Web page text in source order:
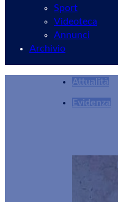
Sport
Videoteca
Annunci
Archivio
Attualità
Evidenza